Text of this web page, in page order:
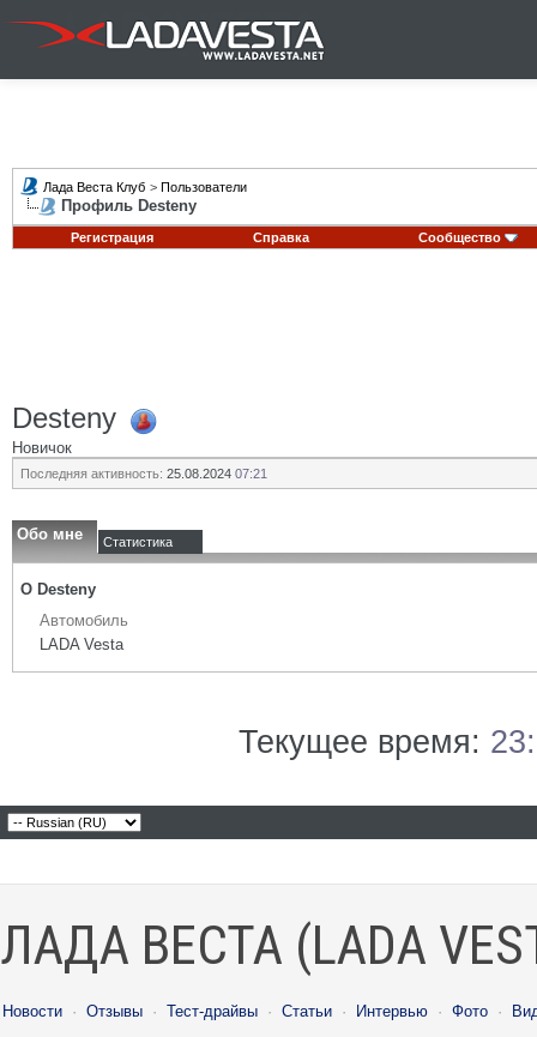
Лада Веста Клуб > Пользователи
Профиль Desteny
Регистрация Справка Сообщество
Desteny
Новичок
Последняя активность: 25.08.2024 07:21
Обо мне Статистика
О Desteny
Автомобиль
LADA Vesta
Текущее время:
ЛАДА ВЕСТА (LADA
Новости · Отзывы · Тест-драйвы · Статьи · Интервью · Фото ·